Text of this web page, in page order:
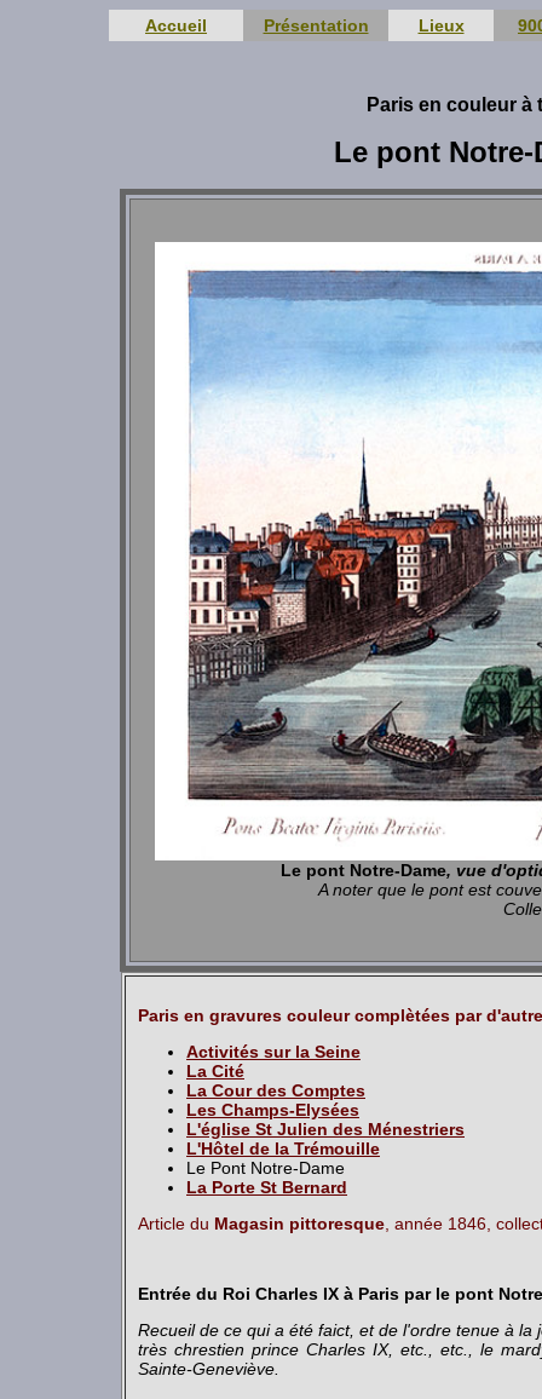
Accueil Présentation Lieux
Paris en couleur
Le pont Notre-
Le pont Notre-Dame, vue
A noter que le pont est
Paris en gravures couleur complètées par
Activités sur la Seine
La Cité
La Cour des Comptes
Les Champs-Elysées
L'église St Julien des Ménestriers
L'Hôtel de la Trémouille
Le Pont Notre-Dame
La Porte St Bernard
Article du Magasin pittoresque , année 1846,
Entrée du Roi Charles IX à Paris par le pont
Recueil de ce qui a été faict, et de l'ordre tenue à
très chrestien prince Charles IX, etc., etc., le
Sainte-Geneviève.